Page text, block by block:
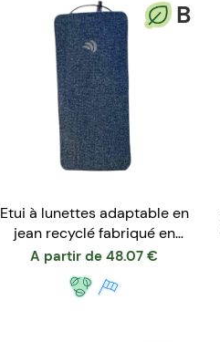
B
Etui à lunettes adaptable en
jean recyclé fabriqué en
France
A partir de 48.07 €